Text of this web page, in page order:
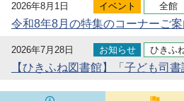
2026年8月1日 イベント 全館
令和8年8月の特集のコーナーご
2026年7月28日 お知らせ ひきふ
【ひきふね図書館】「子ども司